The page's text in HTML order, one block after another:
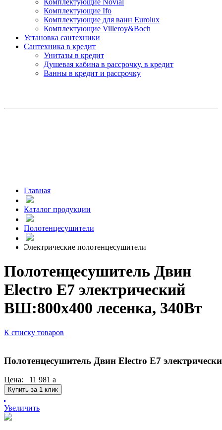
Комплектующие Novial
Комплектующие Ifo
Комплектующие для ванн Eurolux
Комплектующие Villeroy&Boch
Установка сантехники
Сантехника в кредит
Унитазы в кредит
Душевая кабина в рассрочку, в кредит
Ванны в кредит и рассрочку
Главная
Каталог продукции
Полотенцесушители
Электрические полотенцесушители
Полотенцесушитель Двин
Electro E7 электрический
ВШ:800х400 лесенка, 340Вт
К списку товаров
Полотенцесушитель Двин Electro E7
Цена: 11 981 a
Купить за 1 клик
Увеличить